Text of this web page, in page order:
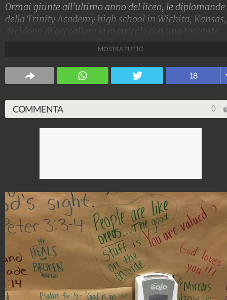
Ormai giunte all'ultimo anno del liceo, le diplomande
della Trinity Academy high school in Wichita, Kansas,
decidono di accogliere le matricole con una toccante
ViralVideo
MOSTRA TUTTO
18
COMMENTA 0